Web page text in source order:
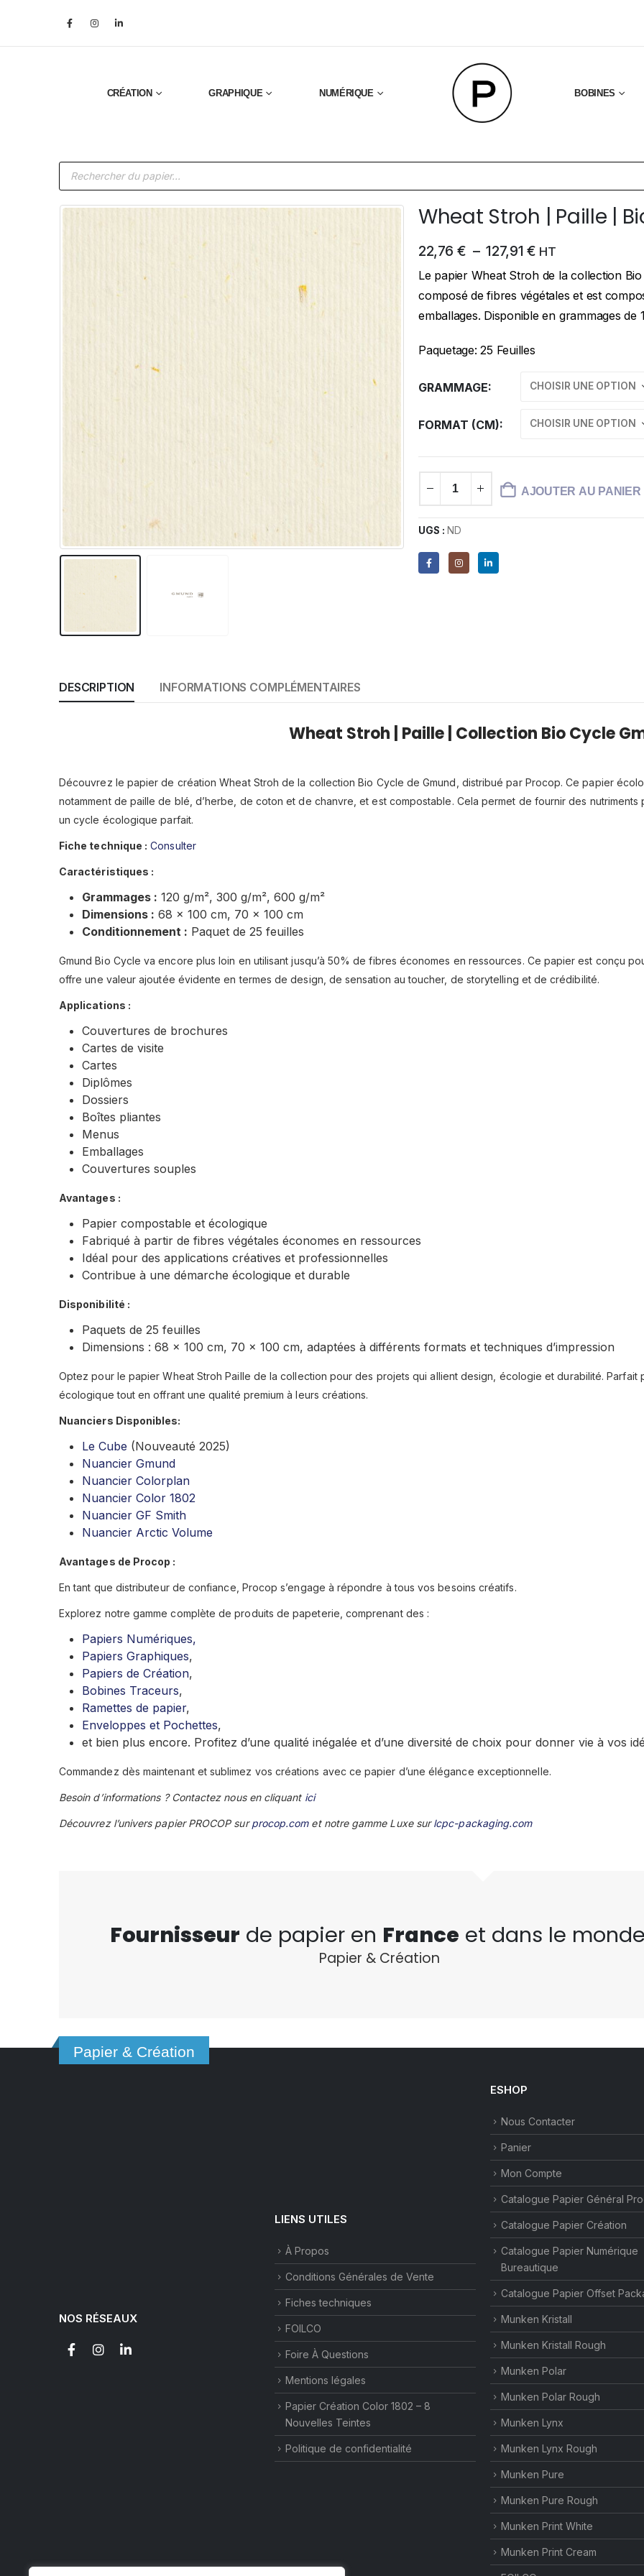
CRÉATION GRAPHIQUE NUMÉRIQUE BOBINES
Wheat Stroh | Paille |
22,76 € – 127,91 € HT
Le papier Wheat Stroh de la collection
composé de fibres végétales et est
emballages. Disponible en grammages de
Paquetage: 25 Feuilles
GRAMMAGE
FORMAT (CM)
AJOUTER AU PANIER
UGS : ND
DESCRIPTION INFORMATIONS COMPLÉMENTAIRES
Wheat Stroh | Paille | Collection Bio Cycle
Découvrez le papier de création Wheat Stroh de la collection Bio Cycle de Gmund, distribué par Procop. Ce papier
notamment de paille de blé, d’herbe, de coton et de chanvre, et est compostable. Cela permet de fournir des
un cycle écologique parfait.
Fiche technique : Consulter
Caractéristiques :
Grammages : 120 g/m², 300 g/m², 600 g/m²
Dimensions : 68 x 100 cm, 70 x 100 cm
Conditionnement : Paquet de 25 feuilles
Gmund Bio Cycle va encore plus loin en utilisant jusqu’à 50% de fibres économes en ressources. Ce papier est conçu
offre une valeur ajoutée évidente en termes de design, de sensation au toucher, de storytelling et de crédibilité.
Applications :
Couvertures de brochures
Cartes de visite
Cartes
Diplômes
Dossiers
Boîtes pliantes
Menus
Emballages
Couvertures souples
Avantages :
Papier compostable et écologique
Fabriqué à partir de fibres végétales économes en ressources
Idéal pour des applications créatives et professionnelles
Contribue à une démarche écologique et durable
Disponibilité :
Paquets de 25 feuilles
Dimensions : 68 x 100 cm, 70 x 100 cm, adaptées à différents formats et techniques d’impression
Optez pour le papier Wheat Stroh Paille de la collection pour des projets qui allient design, écologie et durabilité.
écologique tout en offrant une qualité premium à leurs créations.
Nuanciers Disponibles:
Le Cube (Nouveauté 2025)
Nuancier Gmund
Nuancier Colorplan
Nuancier Color 1802
Nuancier GF Smith
Nuancier Arctic Volume
Avantages de Procop :
En tant que distributeur de confiance, Procop s’engage à répondre à tous vos besoins créatifs.
Explorez notre gamme complète de produits de papeterie, comprenant des :
Papiers Numériques,
Papiers Graphiques,
Papiers de Création,
Bobines Traceurs,
Ramettes de papier,
Enveloppes et Pochettes,
et bien plus encore. Profitez d’une qualité inégalée et d’une diversité de choix pour donner vie à vos
Commandez dès maintenant et sublimez vos créations avec ce papier d’une élégance exceptionnelle.
Besoin d’informations ? Contactez nous en cliquant ici
Découvrez l’univers papier PROCOP surprocop.comet notre gamme Luxe surlcpc-packaging.com
Fournisseur de papier en France et dans le
Papier & Création
Papier & Création
NOS RÉSEAUX
LIENS UTILES
À Propos
Conditions Générales de Vente
Fiches techniques
FOILCO
Foire À Questions
Mentions légales
Papier Création Color 1802 – 8
Nouvelles Teintes
Politique de confidentialité
ESHOP
Nous Contacter
Panier
Mon Compte
Catalogue Papier Général
Catalogue Papier Création
Catalogue Papier Numérique
Bureautique
Catalogue Papier Offset
Munken Kristall
Munken Kristall Rough
Munken Polar
Munken Polar Rough
Munken Lynx
Munken Lynx Rough
Munken Pure
Munken Pure Rough
Munken Print White
Munken Print Cream